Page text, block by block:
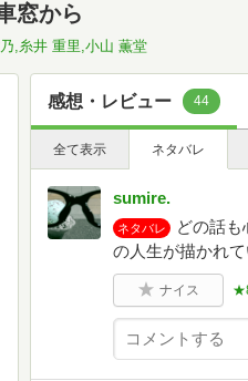
窓から
,糸井 重里,小山 薫堂
感想・レビュー 44
全て表示 ネタバレ
sumire.
ネタバレ
どの話
の人生が描かれて
ナイス